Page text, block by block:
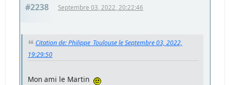
#2238 Septembre 03, 2022, 20:22:46
Citation de: Philippe_Toulouse le Septembre 03, 2022,
19:29:50
Mon ami le Martin